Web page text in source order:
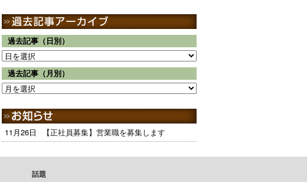
過去記事（日別）
過去記事（月別）
11月26日 【正社員募集】営業職を募集します
話題